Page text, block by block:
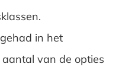
in het
van de opties